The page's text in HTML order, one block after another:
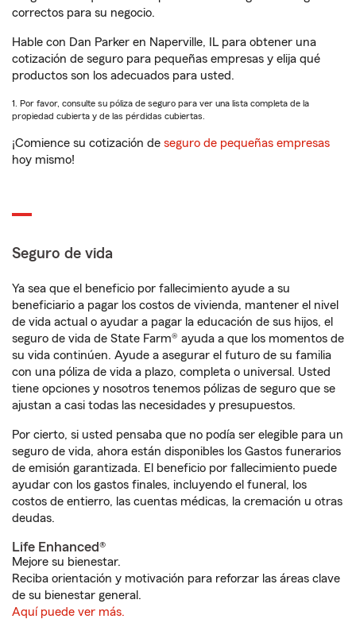
correctos para su negocio.
Hable con Dan Parker en Naperville, IL para obtener una
cotización de seguro para pequeñas empresas y elija qué
productos son los adecuados para usted.
1. Por favor, consulte su póliza de seguro para ver una lista completa de la
propiedad cubierta y de las pérdidas cubiertas.
¡Comience su cotización de seguro de pequeñas empresas
hoy mismo!
Seguro de vida
Ya sea que el beneficio por fallecimiento ayude a su
beneficiario a pagar los costos de vivienda, mantener el nivel
de vida actual o ayudar a pagar la educación de sus hijos, el
seguro de vida de State Farm® ayuda a que los momentos de
su vida continúen. Ayude a asegurar el futuro de su familia
con una póliza de vida a plazo, completa o universal. Usted
tiene opciones y nosotros tenemos pólizas de seguro que se
ajustan a casi todas las necesidades y presupuestos.
Por cierto, si usted pensaba que no podía ser elegible para un
seguro de vida, ahora están disponibles los Gastos funerarios
de emisión garantizada. El beneficio por fallecimiento puede
ayudar con los gastos finales, incluyendo el funeral, los
costos de entierro, las cuentas médicas, la cremación u otras
deudas.
Life Enhanced®
Mejore su bienestar.
Reciba orientación y motivación para reforzar las áreas clave
de su bienestar general.
Aquí puede ver más.